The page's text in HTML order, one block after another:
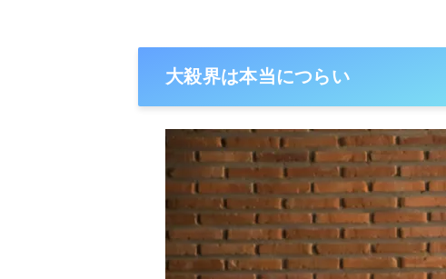
大殺界は本当につらい